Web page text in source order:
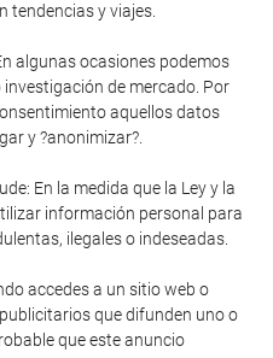
tendencias y viajes.
algunas ocasiones podemos
de mercado. Por
aquellos datos
y ?anonimizar?.
En la medida que la Ley y la
información personal para
ilegales o indeseadas.
accedes a un sitio web o
que difunden uno o
que este anuncio